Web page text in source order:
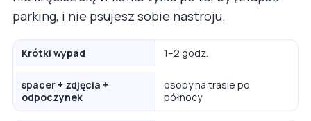
parking, i nie psujesz sobie nastroju.
Krótki wypad 1–2 godz.
spacer + zdjęcia +
odpoczynek
osoby na trasie po
północy